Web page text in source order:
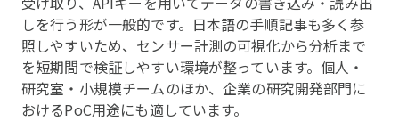
しを行う形が一般的です。日本語の手順記事も多く参
照しやすいため、センサー計測の可視化から分析まで
を短期間で検証しやすい環境が整っています。個人・
研究室・小規模チームのほか、企業の研究開発部門に
おけるPoC用途にも適しています。